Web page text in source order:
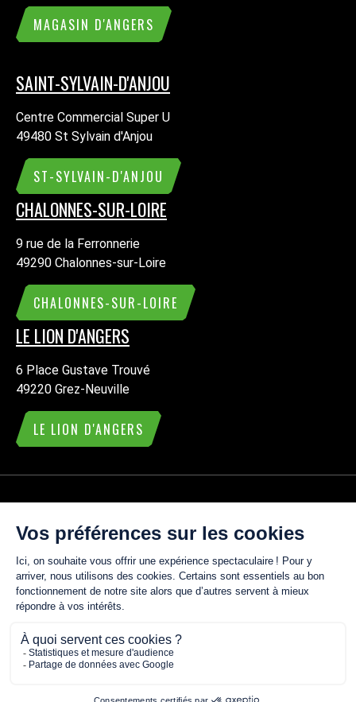
MAGASIN D'ANGERS
SAINT-SYLVAIN-D'ANJOU
Centre Commercial Super U
49480 St Sylvain d'Anjou
ST-SYLVAIN-D'ANJOU
CHALONNES-SUR-LOIRE
9 rue de la Ferronnerie
49290 Chalonnes-sur-Loire
CHALONNES-SUR-LOIRE
LE LION D'ANGERS
6 Place Gustave Trouvé
49220 Grez-Neuville
LE LION D'ANGERS
ACTUALITÉS
CONTACT
MENTIONS LÉGALES